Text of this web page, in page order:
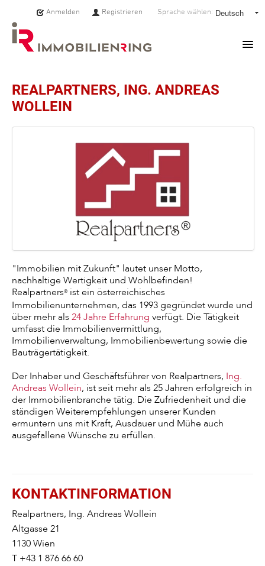
Sprache wählen:
Anmelden Registrieren
HOME
MAKLER:INNEN
ÜBER UNS
SERVICE
PRESSE
REALPARTNERS, ING. ANDREAS
WOLLEIN
"Immobilien mit Zukunft" lautet unser Motto,
nachhaltige Wertigkeit und Wohlbefinden!
Realpartners®ist ein österreichisches
Immobilienunternehmen, das 1993 gegründet wurde und
über mehr als 24 Jahre Erfahrung verfügt. Die Tätigkeit
umfasst die Immobilienvermittlung,
Immobilienverwaltung, Immobilienbewertung sowie die
Bauträgertätigkeit.
Der Inhaber und Geschäftsführer von Realpartners, Ing.
Andreas Wollein, ist seit mehr als 25 Jahren erfolgreich in
der Immobilienbranche tätig. Die Zufriedenheit und die
ständigen Weiterempfehlungen unserer Kunden
ermuntern uns mit Kraft, Ausdauer und Mühe auch
ausgefallene Wünsche zu erfüllen.
KONTAKTINFORMATION
Realpartners, Ing. Andreas Wollein
Altgasse 21
1130Wien
T +43 1 876 66 60